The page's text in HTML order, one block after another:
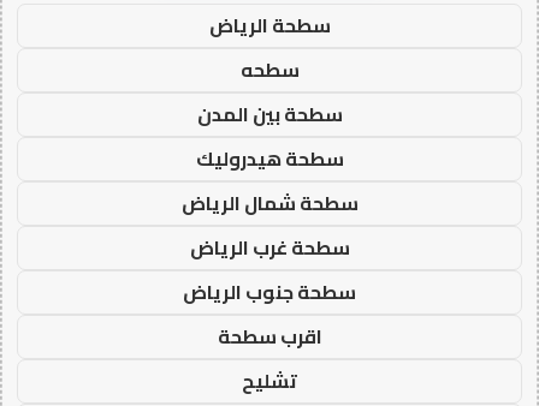
سطحة الرياض
سطحه
سطحة بين المدن
سطحة هيدروليك
سطحة شمال الرياض
سطحة غرب الرياض
سطحة جنوب الرياض
اقرب سطحة
تشليح